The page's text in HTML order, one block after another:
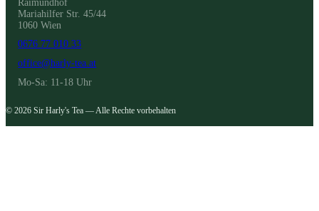
Raimundhof
Mariahilfer Str. 45/44
1060 Wien
0676 77 010 33
office@harly-tea.at
Mo-Sa: 11-18 Uhr
© 2026 Sir Harly's Tea — Alle Rechte vorbehalten